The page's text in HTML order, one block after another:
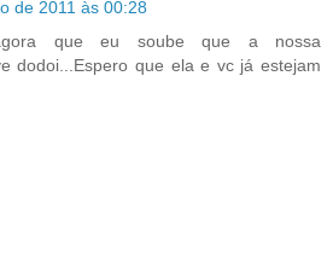
de 2011 às 00:28
que eu soube que a nossa
dodoi...Espero que ela e vc já estejam